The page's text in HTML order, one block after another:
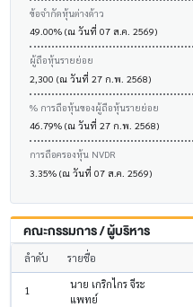
ข้อจำกัดหุ้นต่างด้าว
49.00% (ณ วันที่ 07 ส.ค. 2569)
ผู้ถือหุ้นรายย่อย
2,300 (ณ วันที่ 27 ก.พ. 2568)
% การถือหุ้นของผู้ถือหุ้นรายย่อย
46.79% (ณ วันที่ 27 ก.พ. 2568)
การถือครองหุ้น NVDR
3.35% (ณ วันที่ 07 ส.ค. 2569)
คณะกรรมการ / ผู้บริหาร
ลำดับ รายชื่อ
1
นาย เกริกไกร จีระ
แพทย์